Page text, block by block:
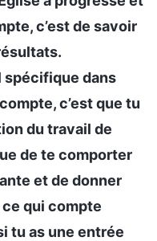
c’est de savoir
spécifique dans
c’est que tu
du travail de
de te comporter
et de donner
ce qui compte
tu as une entrée